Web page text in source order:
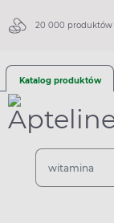
20 000 produktów
Katalog produktów